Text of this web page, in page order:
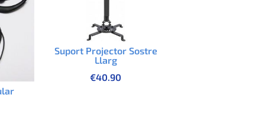
Suport Projector Sostre
Llarg
€40.90